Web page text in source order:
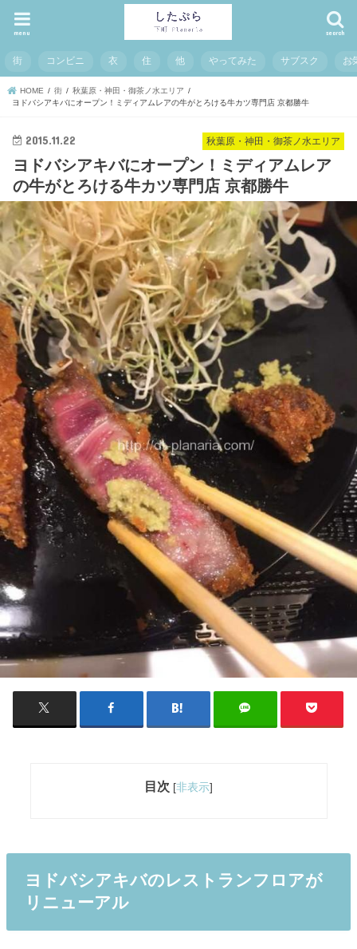
search
menu
街 コンビニ 衣 住 他 やってみた サブスク お
HOME 街
秋葉原・神田・御茶ノ水エリア
ヨドバシアキバにオープン！ミディアムレアの牛がとろける牛カツ専門店 京都勝牛
秋葉原・神田・御茶ノ水エリア
2015.11.22
ヨドバシアキバにオープン！ミディアムレア
の牛がとろける牛カツ専門店 京都勝牛
目次 [非表示]
ヨドバシアキバのレストランフロアが
リニューアル